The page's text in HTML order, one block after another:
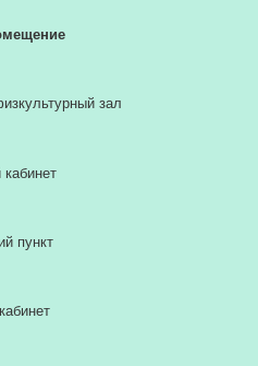
зал
кабинет
пункт
кабинет